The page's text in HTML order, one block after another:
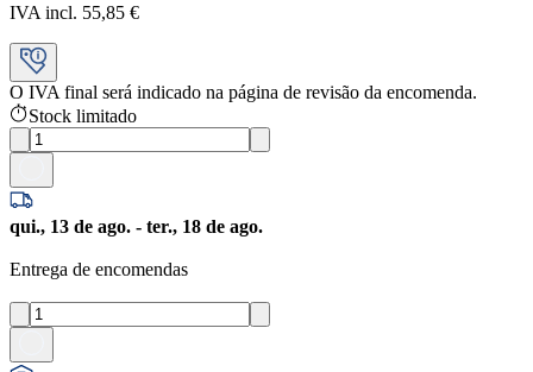
IVA incl. 55,85 €
O IVA final será indicado na página de revisão da encomenda.
Stock limitado
qui., 13 de ago. - ter., 18 de ago.
Entrega de encomendas